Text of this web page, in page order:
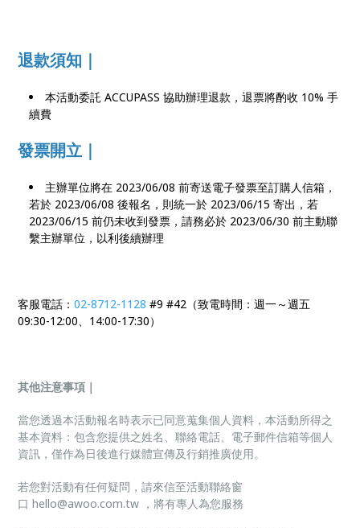
退款須知｜
本活動委託 ACCUPASS 協助辦理退款，退票將酌收 10% 手
續費
發票開立｜
主辦單位將在 2023/06/08 前寄送電子發票至訂購人信箱，
若於 2023/06/08 後報名，則統一於 2023/06/15 寄出，若
2023/06/15 前仍未收到發票，請務必於 2023/06/30 前主動聯
繫主辦單位，以利後續辦理
客服電話：02-8712-1128 #9 #42（致電時間：週一～週五
09:30-12:00、14:00-17:30）
其他注意事項｜
當您透過本活動報名時表示已同意蒐集個人資料，本活動所得之
基本資料：包含您提供之姓名、聯絡電話、電子郵件信箱等個人
資訊，僅作為日後進行媒體宣傳及行銷推廣使用。
若您對活動有任何疑問，請來信至活動聯絡窗
口hello@awoo.com.tw ，將有專人為您服務